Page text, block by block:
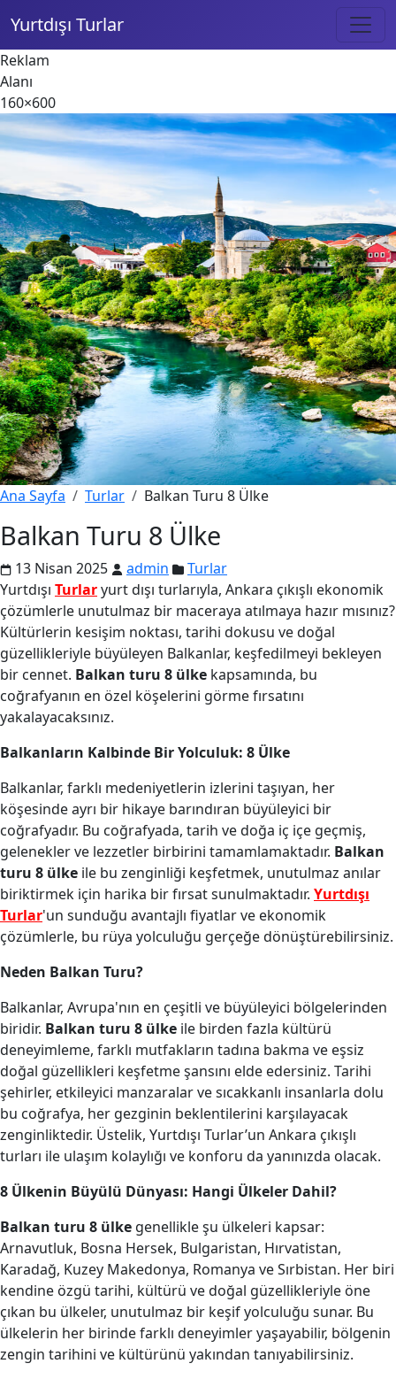
Yurtdışı Turlar
Reklam
Alanı
160×600
Ana Sayfa Turlar Balkan Turu 8 Ülke
Balkan Turu 8 Ülke
13 Nisan 2025 admin
Turlar
Yurtdışı Turlaryurt dışı turlarıyla, Ankara çıkışlı ekonomik
çözümlerle unutulmaz bir maceraya atılmaya hazır mısınız?
Kültürlerin kesişim noktası, tarihi dokusu ve doğal
güzellikleriyle büyüleyen Balkanlar, keşfedilmeyi bekleyen
bir cennet. Balkan turu 8 ülke kapsamında, bu
coğrafyanın en özel köşelerini görme fırsatını
yakalayacaksınız.
Balkanların Kalbinde Bir Yolculuk: 8 Ülke
Balkanlar, farklı medeniyetlerin izlerini taşıyan, her
köşesinde ayrı bir hikaye barındıran büyüleyici bir
coğrafyadır. Bu coğrafyada, tarih ve doğa iç içe geçmiş,
gelenekler ve lezzetler birbirini tamamlamaktadır. Balkan
turu 8 ülke ile bu zenginliği keşfetmek, unutulmaz anılar
biriktirmek için harika bir fırsat sunulmaktadır. Yurtdışı
Turlar'un sunduğu avantajlı fiyatlar ve ekonomik
çözümlerle, bu rüya yolculuğu gerçeğe dönüştürebilirsiniz.
Neden Balkan Turu?
Balkanlar, Avrupa'nın en çeşitli ve büyüleyici bölgelerinden
biridir. Balkan turu 8 ülke ile birden fazla kültürü
deneyimleme, farklı mutfakların tadına bakma ve eşsiz
doğal güzellikleri keşfetme şansını elde edersiniz. Tarihi
şehirler, etkileyici manzaralar ve sıcakkanlı insanlarla dolu
bu coğrafya, her gezginin beklentilerini karşılayacak
zenginliktedir. Üstelik, Yurtdışı Turlar’un Ankara çıkışlı
turları ile ulaşım kolaylığı ve konforu da yanınızda olacak.
8 Ülkenin Büyülü Dünyası: Hangi Ülkeler Dahil?
Balkan turu 8 ülke genellikle şu ülkeleri kapsar:
Arnavutluk, Bosna Hersek, Bulgaristan, Hırvatistan,
Karadağ, Kuzey Makedonya, Romanya ve Sırbistan. Her biri
kendine özgü tarihi, kültürü ve doğal güzellikleriyle öne
çıkan bu ülkeler, unutulmaz bir keşif yolculuğu sunar. Bu
ülkelerin her birinde farklı deneyimler yaşayabilir, bölgenin
zengin tarihini ve kültürünü yakından tanıyabilirsiniz.